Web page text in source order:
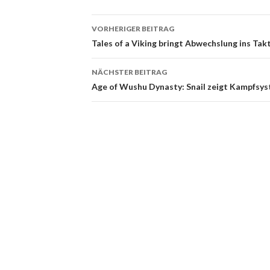
Beitragsnavigation
VORHERIGER BEITRAG
Tales of a Viking bringt Abwechslung ins
NÄCHSTER BEITRAG
Age of Wushu Dynasty: Snail zeigt